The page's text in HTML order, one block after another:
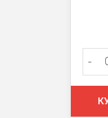
Вы
В
-